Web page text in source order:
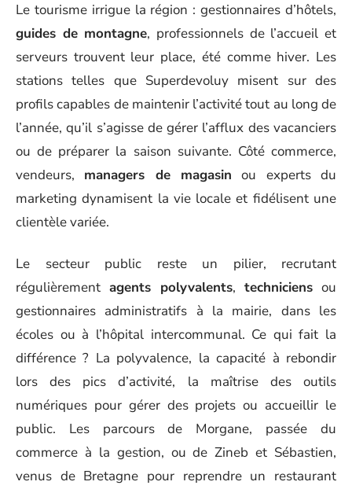
Le tourisme irrigue la région : gestionnaires d’hôtels,
guides de montagne, professionnels de l’accueil et
serveurs trouvent leur place, été comme hiver. Les
stations telles que Superdevoluy misent sur des
profils capables de maintenir l’activité tout au long de
l’année, qu’il s’agisse de gérer l’afflux des vacanciers
ou de préparer la saison suivante. Côté commerce,
vendeurs, managers de magasin ou experts du
marketing dynamisent la vie locale et fidélisent une
clientèle variée.
Le secteur public reste un pilier, recrutant
régulièrement agents polyvalents, techniciens ou
gestionnaires administratifs à la mairie, dans les
écoles ou à l’hôpital intercommunal. Ce qui fait la
différence ? La polyvalence, la capacité à rebondir
lors des pics d’activité, la maîtrise des outils
numériques pour gérer des projets ou accueillir le
public. Les parcours de Morgane, passée du
commerce à la gestion, ou de Zineb et Sébastien,
venus de Bretagne pour reprendre un restaurant